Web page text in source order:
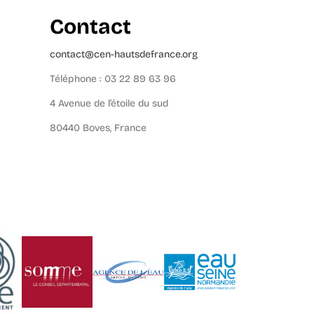
Contact
contact@cen-hautsdefrance.org
Téléphone : 03 22 89 63 96
4 Avenue de l’étoile du sud
80440 Boves, France